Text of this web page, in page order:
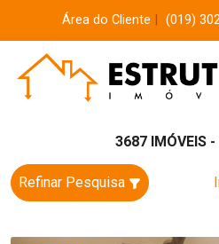
Área do Cliente (019)
3687 IMÓVEIS
Refinar Pesquisa